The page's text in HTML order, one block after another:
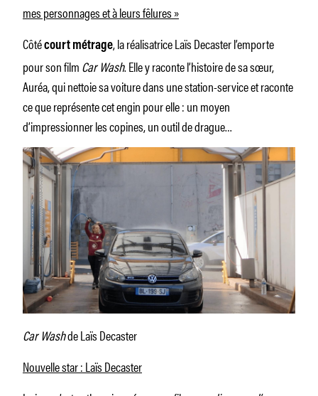
mes personnages et à leurs fêlures »
Côtécourt métrage, la réalisatrice Laïs Decaster l’emporte
pour son filmCar Wash. Elle y raconte l’histoire de sa sœur,
Auréa, qui nettoie sa voiture dans une station-service et raconte
ce que représente cet engin pour elle : un moyen
d’impressionner les copines, un outil de drague…
Car Washde Laïs Decaster
Nouvelle star : Laïs Decaster